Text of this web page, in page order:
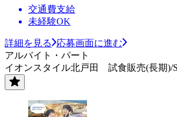
交通費支給
未経験OK
詳細を見る
応募画面に進む
アルバイト・パート
イオンスタイル北戸田 試食販売(長期)/